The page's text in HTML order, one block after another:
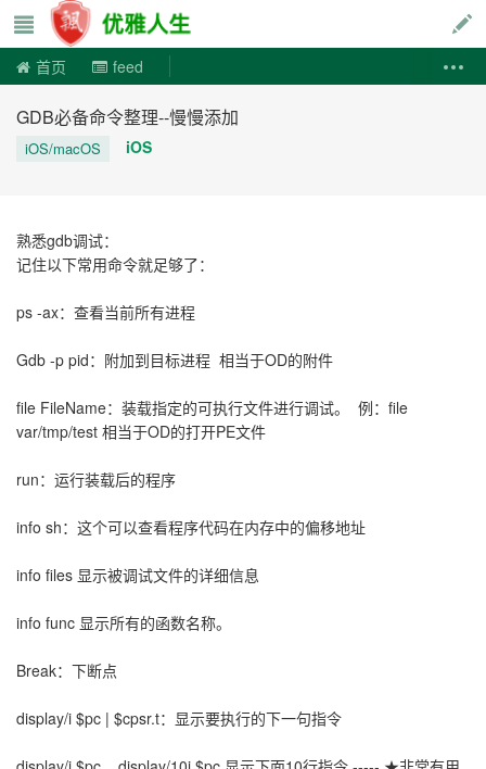
首页 feed
GDB必备命令整理--慢慢添加
iOS/macOS iOS
熟悉gdb调试：
记住以下常用命令就足够了：
ps -ax：查看当前所有进程
Gdb -p pid：附加到目标进程 相当于OD的附件
file FileName：装载指定的可执行文件进行调试。 例：file
var/tmp/test 相当于OD的打开PE文件
run：运行装载后的程序
info sh：这个可以查看程序代码在内存中的偏移地址
info files 显示被调试文件的详细信息
info func 显示所有的函数名称。
Break：下断点
display/i $pc | $cpsr.t：显示要执行的下一句指令